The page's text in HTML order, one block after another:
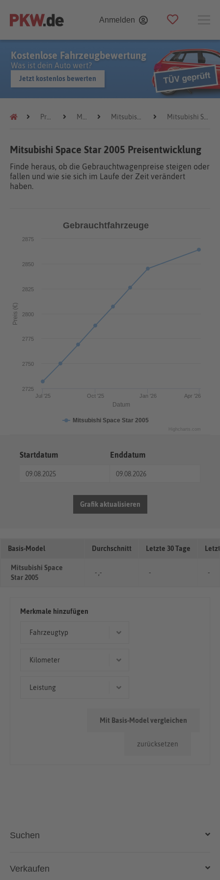
Anmelden
Kostenlose Fahrzeugbewertung
Was ist dein Auto wert?
Jetzt kostenlos bewerten
Preistrends Mitsubishi Mitsubishi Space Star Mitsubishi Space Star 2005
Mitsubishi Space Star 2005 Preisentwicklung
Finde heraus, ob die Gebrauchtwagenpreise steigen oder
fallen und wie sie sich im Laufe der Zeit verändert
haben.
Datum
Preis (€)
Gebrauchtfahrzeuge
Mitsubishi Space Star 2005
Jul '25 Oct '25 Jan '26 Apr '26
2725
2750
2775
2800
2825
2850
2875
Highcharts.com
Startdatum Enddatum
Grafik aktualisieren
Basis-Model Durchschnitt Letzte 30 Tage
Mitsubishi Space
Star 2005
- ,- - -
Merkmale hinzufügen
Fahrzeugtyp
Kilometer
Leistung
zurücksetzen
Mit Basis-Model vergleichen
Suchen
Auto kaufen
Verkaufen